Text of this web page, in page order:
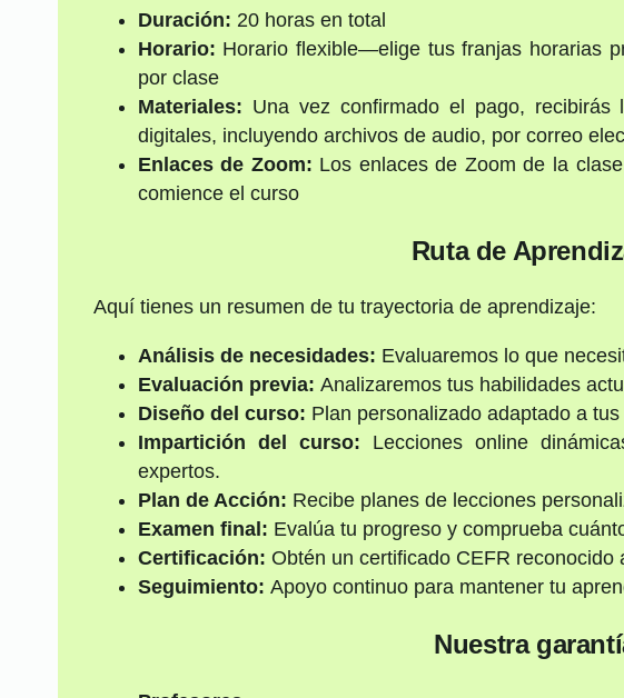
Duración: 20 horas en total
Horario: Horario flexible—elige tus franjas horarias
por clase
Materiales: Una vez confirmado el pago,
digitales, incluyendo archivos de audio, por correo
Enlaces de Zoom: Los enlaces de Zoom de la
comience el curso
Ruta de
Aquí tienes un resumen de tu trayectoria de aprendizaje:
Análisis de necesidades: Evaluaremos lo que
Evaluación previa: Analizaremos tus habilidades
Diseño del curso: Plan personalizado adaptado a
Impartición del curso: Lecciones online
expertos.
Plan de Acción: Recibe planes de lecciones
Examen final: Evalúa tu progreso y comprueba
Certificación: Obtén un certificado CEFR reconocido
Seguimiento: Apoyo continuo para mantener tu
Nuestra